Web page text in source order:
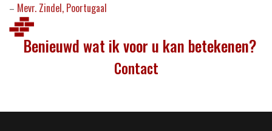
– Mevr. Zindel, Poortugaal
Benieuwd wat ik voor u kan betekenen?
Contact